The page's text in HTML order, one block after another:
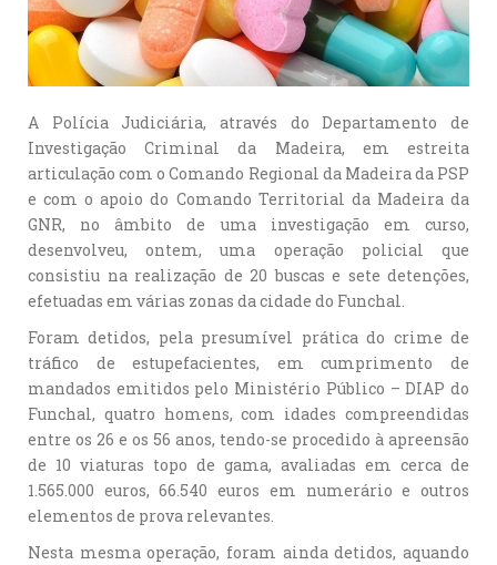
A Polícia Judiciária, através do Departamento de
Investigação Criminal da Madeira, em estreita
articulação com o Comando Regional da Madeira da PSP
e com o apoio do Comando Territorial da Madeira da
GNR, no âmbito de uma investigação em curso,
desenvolveu, ontem, uma operação policial que
consistiu na realização de 20 buscas e sete detenções,
efetuadas em várias zonas da cidade do Funchal.
Foram detidos, pela presumível prática do crime de
tráfico de estupefacientes, em cumprimento de
mandados emitidos pelo Ministério Público – DIAP do
Funchal, quatro homens, com idades compreendidas
entre os 26 e os 56 anos, tendo-se procedido à apreensão
de 10 viaturas topo de gama, avaliadas em cerca de
1.565.000 euros, 66.540 euros em numerário e outros
elementos de prova relevantes.
Nesta mesma operação, foram ainda detidos, aquando